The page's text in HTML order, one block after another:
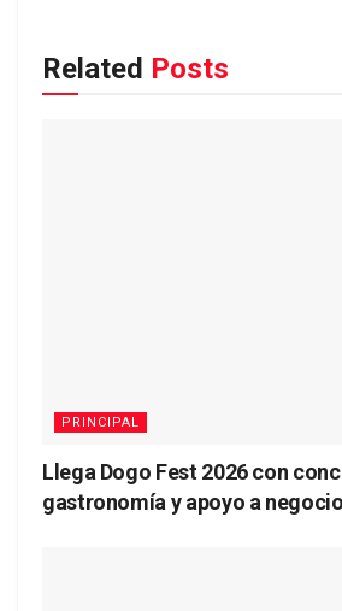
Related Posts
PRINCIPAL
Llega Dogo Fest 2026 con
gastronomía y apoyo a